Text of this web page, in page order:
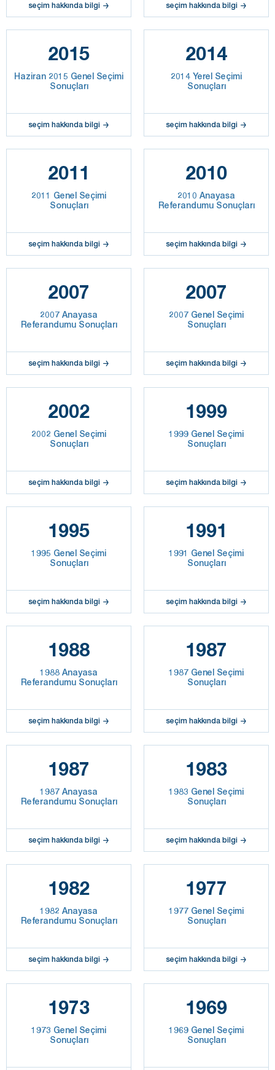
seçim hakkında bilgi seçim hakkında bilgi
2015
Haziran 2015 Genel Seçimi
Sonuçları
seçim hakkında bilgi
2014
2014 Yerel Seçimi
Sonuçları
seçim hakkında bilgi
2011
2011 Genel Seçimi
Sonuçları
seçim hakkında bilgi
2010
2010 Anayasa
Referandumu Sonuçları
seçim hakkında bilgi
2007
2007 Anayasa
Referandumu Sonuçları
seçim hakkında bilgi
2007
2007 Genel Seçimi
Sonuçları
seçim hakkında bilgi
2002
2002 Genel Seçimi
Sonuçları
seçim hakkında bilgi
1999
1999 Genel Seçimi
Sonuçları
seçim hakkında bilgi
1995
1995 Genel Seçimi
Sonuçları
seçim hakkında bilgi
1991
1991 Genel Seçimi
Sonuçları
seçim hakkında bilgi
1988
1988 Anayasa
Referandumu Sonuçları
seçim hakkında bilgi
1987
1987 Genel Seçimi
Sonuçları
seçim hakkında bilgi
1987
1987 Anayasa
Referandumu Sonuçları
seçim hakkında bilgi
1983
1983 Genel Seçimi
Sonuçları
seçim hakkında bilgi
1982
1982 Anayasa
Referandumu Sonuçları
seçim hakkında bilgi
1977
1977 Genel Seçimi
Sonuçları
seçim hakkında bilgi
1973
1973 Genel Seçimi
Sonuçları
1969
1969 Genel Seçimi
Sonuçları